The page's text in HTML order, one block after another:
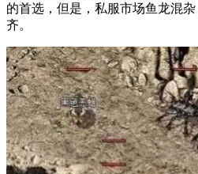
的首选，但是，私服市场鱼龙混
齐。